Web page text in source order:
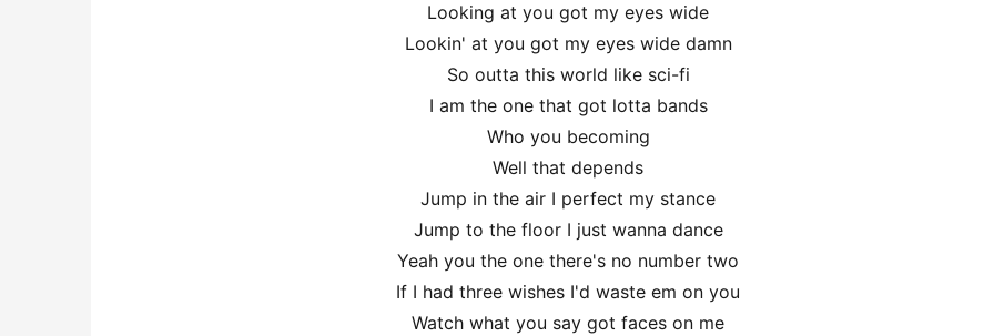
Looking at you got my eyes wide
Lookin' at you got my eyes wide damn
So outta this world like sci-fi
I am the one that got lotta bands
Who you becoming
Well that depends
Jump in the air I perfect my stance
Jump to the floor I just wanna dance
Yeah you the one there's no number two
If I had three wishes I'd waste em on you
Watch what you say got faces on me